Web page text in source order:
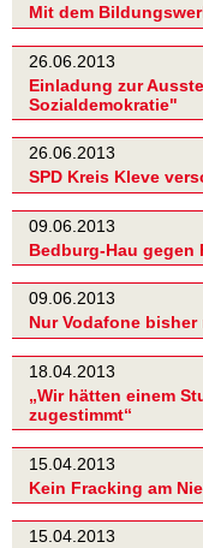
Mit dem
26.06.2013
Einladung zur
Sozialdemokratie"
26.06.2013
SPD Kreis Kleve
09.06.2013
Bedburg-Hau gegen
09.06.2013
Nur Vodafone
18.04.2013
„Wir hätten einem
zugestimmt“
15.04.2013
Kein Fracking am
15.04.2013